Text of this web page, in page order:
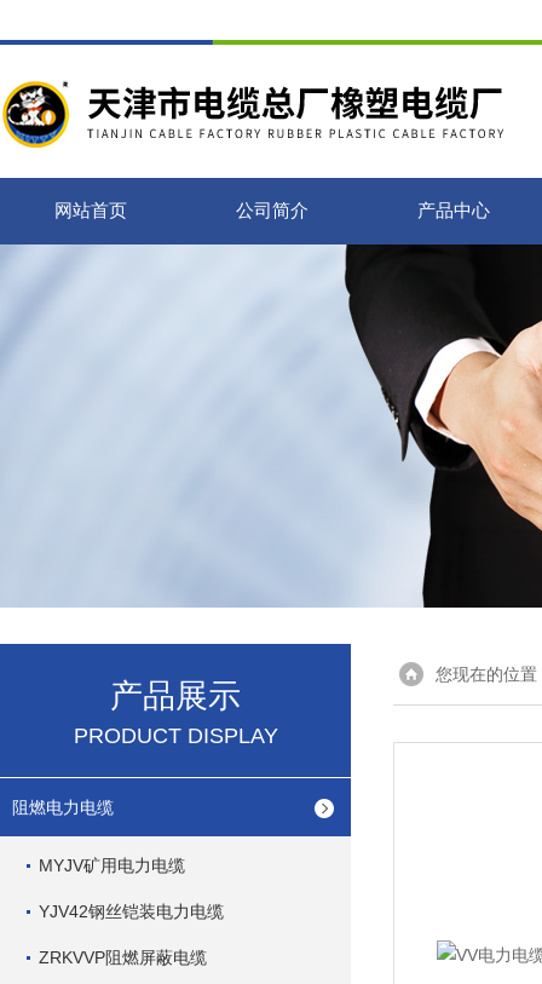
网站首页 公司简介 产品中心
产品展示
PRODUCT DISPLAY
阻燃电力电缆
MYJV矿用电力电缆
YJV42钢丝铠装电力电缆
ZRKVVP阻燃屏蔽电缆
您现在的位置